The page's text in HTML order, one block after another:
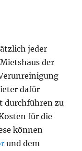
jeder
der
dafür
durchführen zu
für die
können
und dem